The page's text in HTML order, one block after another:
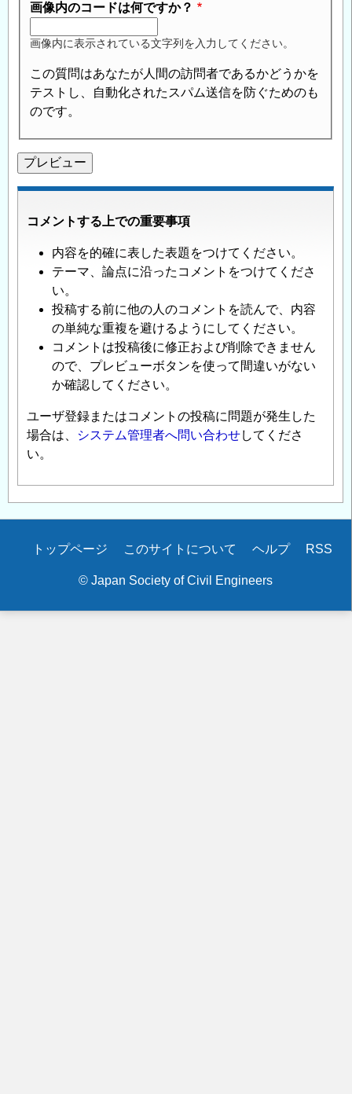
画像内のコードは何ですか？
画像内に表示されている文字列を入力してください。
この質問はあなたが人間の訪問者であるかどうかを
テストし、自動化されたスパム送信を防ぐためのも
のです。
コメントする上での重要事項
内容を的確に表した表題をつけてください。
テーマ、論点に沿ったコメントをつけてくださ
い。
投稿する前に他の人のコメントを読んで、内容
の単純な重複を避けるようにしてください。
コメントは投稿後に修正および削除できません
ので、プレビューボタンを使って間違いがない
か確認してください。
ユーザ登録またはコメントの投稿に問題が発生した
場合は、
システム管理者へ問い合わせしてくださ
い。
Secondary
トップページ このサイトについて ヘルプ RSS
© Japan Society of Civil Engineers